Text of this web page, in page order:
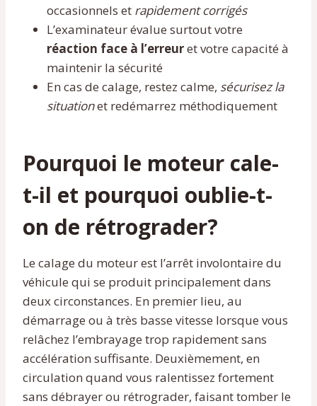
occasionnels et rapidement corrigés
L’examinateur évalue surtout votre
réaction face à l’erreuret votre capacité à
maintenir la sécurité
En cas de calage, restez calme, sécurisez la
situationet redémarrez méthodiquement
Pourquoi le moteur cale-
t-il et pourquoi oublie-t-
on de rétrograder?
Le calage du moteur est l’arrêt involontaire du
véhicule qui se produit principalement dans
deux circonstances. En premier lieu, au
démarrage ou à très basse vitesse lorsque vous
relâchez l’embrayage trop rapidement sans
accélération suffisante. Deuxièmement, en
circulation quand vous ralentissez fortement
sans débrayer ou rétrograder, faisant tomber le